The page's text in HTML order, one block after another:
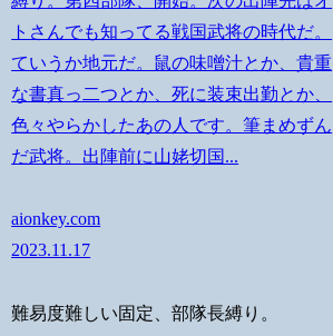
トさんでも知ってる戦国武将の時代だ。
ていうか地元だ。鼠の味噌汁とか、貴重
な書真っ二つとか、死に装束出勤とか、
色々やらかしたあの人です。筆まめずん
だ武将。出陣前に山姥切国...
aionkey.com
2023.11.17
難易度難しい固定、部隊長縛り。